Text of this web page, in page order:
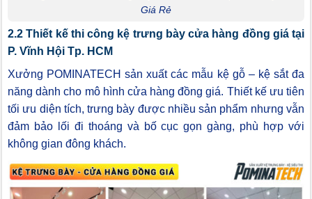
Giá Rẻ
2.2 Thiết kế thi công kệ trưng bày cửa hàng đồng giá tại
P. Vĩnh Hội Tp. HCM
Xưởng POMINATECH sản xuất các mẫu kệ gỗ – kệ sắt đa
năng dành cho mô hình cửa hàng đồng giá. Thiết kế ưu tiên
tối ưu diện tích, trưng bày được nhiều sản phẩm nhưng vẫn
đảm bảo lối đi thoáng và bố cục gọn gàng, phù hợp với
không gian đông khách.